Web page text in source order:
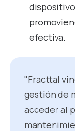
efectiva.
"Fracttal
gestión de
acceder al